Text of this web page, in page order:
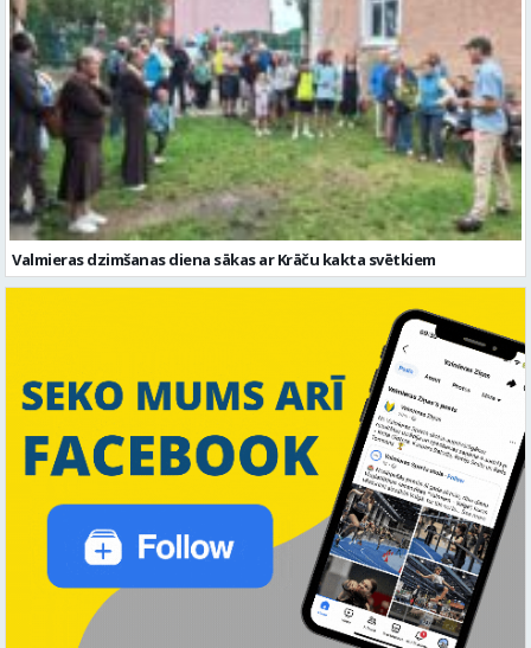
Valmieras dzimšanas diena sākas ar Krāču kakta svētkiem